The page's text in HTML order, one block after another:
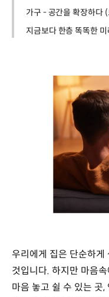
가구 - 공간을 확장하다
지금보다 한층 똑똑한 미
우리에게 집은 단순하게
것입니다. 하지만 마음
마음 놓고 쉴 수 있는 곳